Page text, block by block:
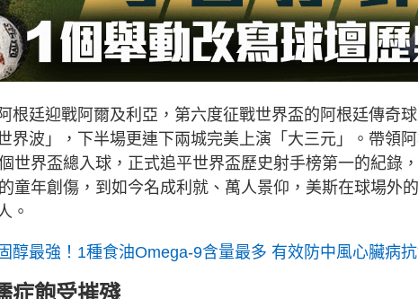
根廷迎戰阿爾及利亞，第六度征戰世界盃的阿根廷傳奇
界波」，下半場更連下兩城完美上演「大三元」。帶領
世界盃總入球，正式追平世界盃歷史射手榜第一的紀錄
童年創傷，到如今名成利就、萬人景仰，美斯在球場外
。
醇最強！1種食油Omega-9含量最多 有效防中風心臟病
症飽受摧殘